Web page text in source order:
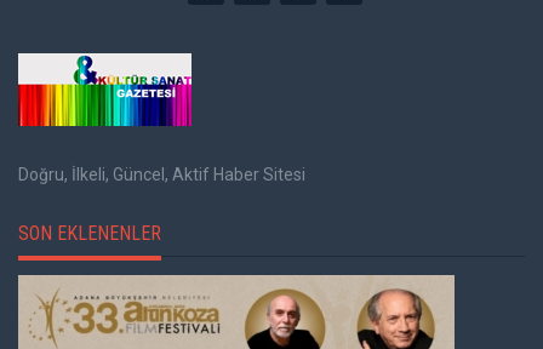
Doğru, İlkeli, Güncel, Aktif Haber Sitesi
SON EKLENENLER